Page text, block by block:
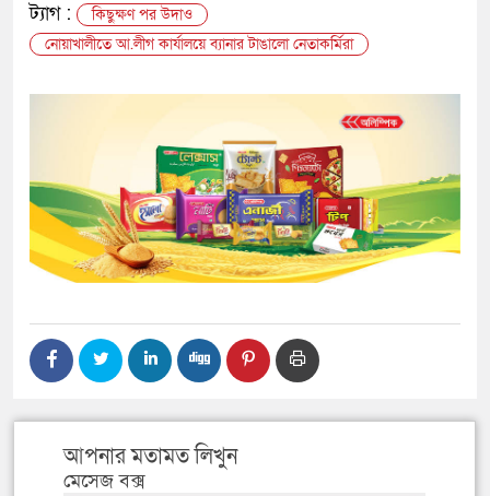
ট্যাগ :
কিছুক্ষণ পর উদাও
নোয়াখালীতে আ.লীগ কার্যালয়ে ব্যানার টাঙালো নেতাকর্মিরা
আপনার মতামত লিখুন
মেসেজ বক্স